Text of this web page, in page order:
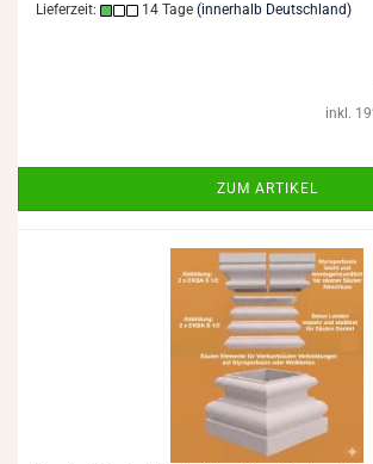
Lieferzeit:
14 Tage (innerhalb Deutschland)
inkl.
ZUM ARTIKEL